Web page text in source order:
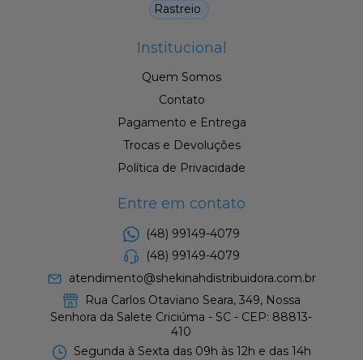
Rastreio
Institucional
Quem Somos
Contato
Pagamento e Entrega
Trocas e Devoluções
Política de Privacidade
Entre em contato
(48) 99149-4079
(48) 99149-4079
atendimento@shekinahdistribuidora.com.br
Rua Carlos Otaviano Seara, 349, Nossa
Senhora da Salete Criciúma - SC - CEP: 88813-
410
Segunda à Sexta das 09h às 12h e das 14h